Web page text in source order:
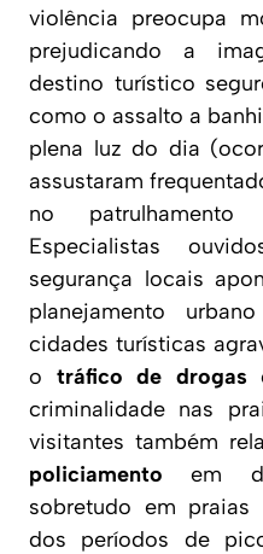
violência preocupa
prejudicando a
destino turístico
como o assalto a
plena luz do dia
assustaram
no
Especialistas
segurança locais
planejamento
cidades turísticas
o tráfico de drogas
criminalidade nas
visitantes também
policiamento em
sobretudo em
dos períodos de